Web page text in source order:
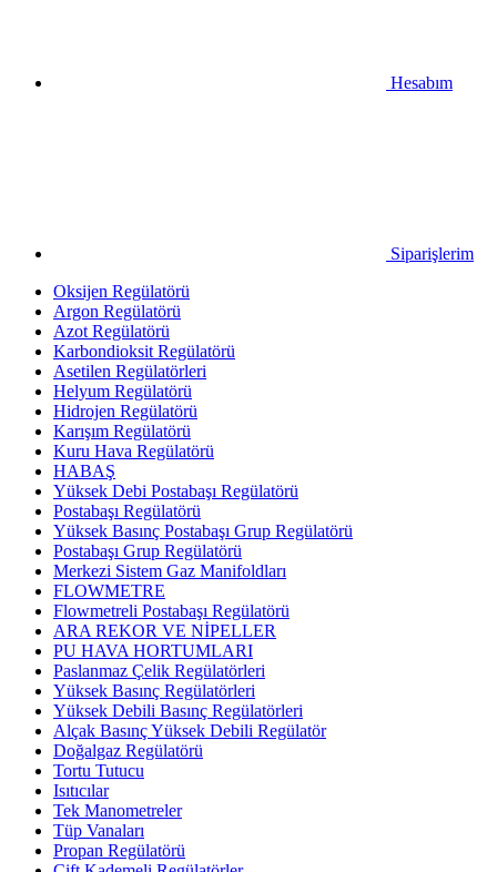
Hesabım
Siparişlerim
Oksijen Regülatörü
Argon Regülatörü
Azot Regülatörü
Karbondioksit Regülatörü
Asetilen Regülatörleri
Helyum Regülatörü
Hidrojen Regülatörü
Karışım Regülatörü
Kuru Hava Regülatörü
HABAŞ
Yüksek Debi Postabaşı Regülatörü
Postabaşı Regülatörü
Yüksek Basınç Postabaşı Grup Regülatörü
Postabaşı Grup Regülatörü
Merkezi Sistem Gaz Manifoldları
FLOWMETRE
Flowmetreli Postabaşı Regülatörü
ARA REKOR VE NİPELLER
PU HAVA HORTUMLARI
Paslanmaz Çelik Regülatörleri
Yüksek Basınç Regülatörleri
Yüksek Debili Basınç Regülatörleri
Alçak Basınç Yüksek Debili Regülatör
Doğalgaz Regülatörü
Tortu Tutucu
Isıtıcılar
Tek Manometreler
Tüp Vanaları
Propan Regülatörü